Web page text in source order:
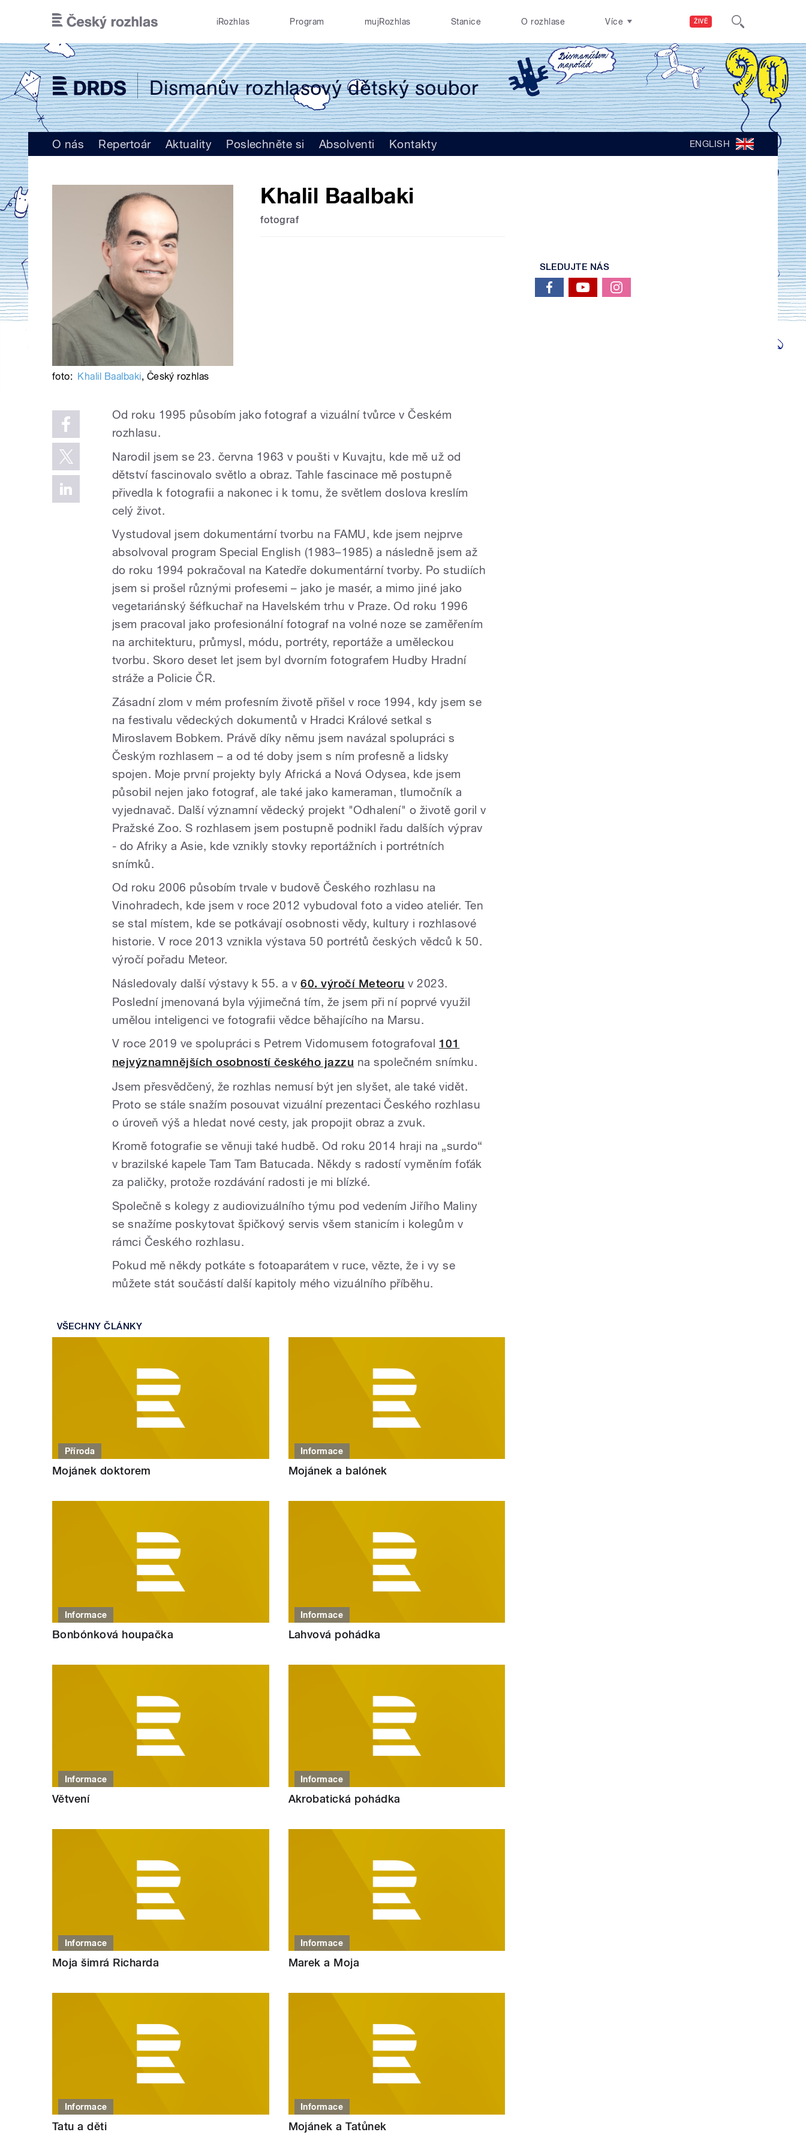
ŽIVĚ
iRozhlas Program mujRozhlas Stanice O rozhlase Více
O nás Repertoár Aktuality Poslechněte si Absolventi Kontakty ENGLISH
Khalil Baalbaki
fotograf
foto: Khalil Baalbaki, Český rozhlas
Od roku 1995 působím jako fotograf a vizuální tvůrce v Českém
rozhlasu.
Narodil jsem se 23. června 1963 v poušti v Kuvajtu, kde mě už od
dětství fascinovalo světlo a obraz. Tahle fascinace mě postupně
přivedla k fotografii a nakonec i k tomu, že světlem doslova kreslím
celý život.
Vystudoval jsem dokumentární tvorbu na FAMU, kde jsem nejprve
absolvoval program Special English (1983–1985) a následně jsem až
do roku 1994 pokračoval na Katedře dokumentární tvorby. Po studiích
jsem si prošel různými profesemi – jako je masér, a mimo jiné jako
vegetariánský šéfkuchař na Havelském trhu v Praze. Od roku 1996
jsem pracoval jako profesionální fotograf na volné noze se zaměřením
na architekturu, průmysl, módu, portréty, reportáže a uměleckou
tvorbu. Skoro deset let jsem byl dvorním fotografem Hudby Hradní
stráže a Policie ČR.
Zásadní zlom v mém profesním životě přišel v roce 1994, kdy jsem se
na festivalu vědeckých dokumentů v Hradci Králové setkal s
Miroslavem Bobkem. Právě díky němu jsem navázal spolupráci s
Českým rozhlasem – a od té doby jsem s ním profesně a lidsky
spojen. Moje první projekty byly Africká a Nová Odysea, kde jsem
působil nejen jako fotograf, ale také jako kameraman, tlumočník a
vyjednavač. Další významní vědecký projekt "Odhalení" o životě goril v
Pražské Zoo. S rozhlasem jsem postupně podnikl řadu dalších výprav
- do Afriky a Asie, kde vznikly stovky reportážních i portrétních
snímků.
Od roku 2006 působím trvale v budově Českého rozhlasu na
Vinohradech, kde jsem v roce 2012 vybudoval foto a video ateliér. Ten
se stal místem, kde se potkávají osobnosti vědy, kultury i rozhlasové
historie. V roce 2013 vznikla výstava 50 portrétů českých vědců k 50.
výročí pořadu Meteor.
Následovaly další výstavy k 55. a v60. výročí Meteoru v 2023.
Poslední jmenovaná byla výjimečná tím, že jsem při ní poprvé využil
umělou inteligenci ve fotografii vědce běhajícího na Marsu.
V roce 2019 ve spolupráci s Petrem Vidomusem fotografoval 101
nejvýznamnějších osobností českého jazzu na společném snímku.
Jsem přesvědčený, že rozhlas nemusí být jen slyšet, ale také vidět.
Proto se stále snažím posouvat vizuální prezentaci Českého rozhlasu
o úroveň výš a hledat nové cesty, jak propojit obraz a zvuk.
Kromě fotografie se věnuji také hudbě. Od roku 2014 hraji na „surdo“
v brazilské kapele Tam Tam Batucada. Někdy s radostí vyměním foťák
za paličky, protože rozdávání radosti je mi blízké.
Společně s kolegy z audiovizuálního týmu pod vedením Jiřího Maliny
se snažíme poskytovat špičkový servis všem stanicím i kolegům v
rámci Českého rozhlasu.
Pokud mě někdy potkáte s fotoaparátem v ruce, vězte, že i vy se
můžete stát součástí další kapitoly mého vizuálního příběhu.
VŠECHNY ČLÁNKY
Příroda
Mojánek doktorem
Informace
Mojánek a balónek
Informace
Bonbónková houpačka
Informace
Lahvová pohádka
Informace
Větvení
Informace
Akrobatická pohádka
Informace
Moja šimrá Richarda
Informace
Marek a Moja
Informace
Tatu a děti
Informace
Mojánek a Tatůnek
SLEDUJTE NÁS